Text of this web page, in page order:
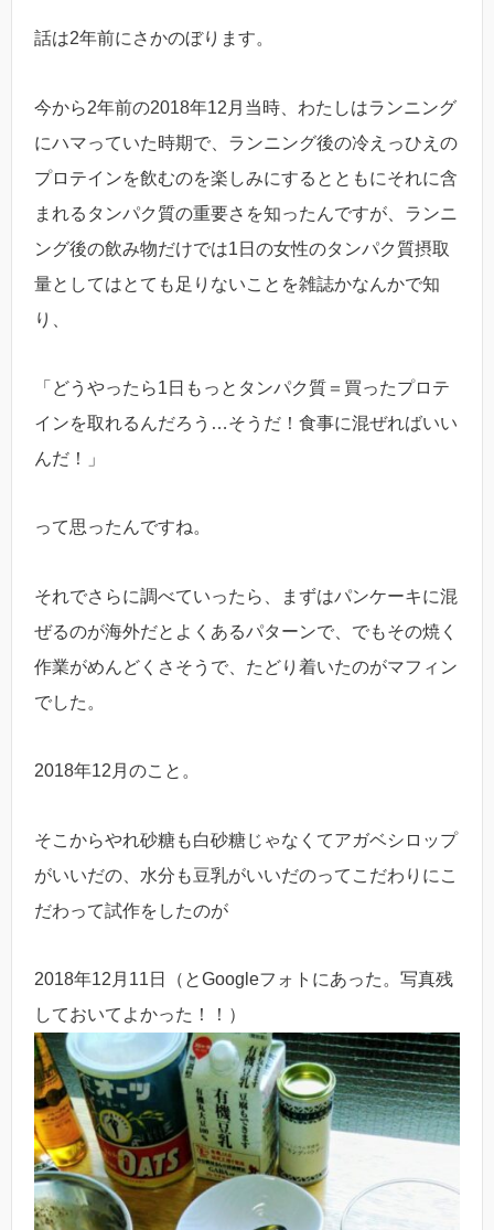
話は2年前にさかのぼります。
今から2年前の2018年12月当時、わたしはランニング
にハマっていた時期で、ランニング後の冷えっひえの
プロテインを飲むのを楽しみにするとともにそれに含
まれるタンパク質の重要さを知ったんですが、ランニ
ング後の飲み物だけでは1日の女性のタンパク質摂取
量としてはとても足りないことを雑誌かなんかで知
り、
「どうやったら1日もっとタンパク質＝買ったプロテ
インを取れるんだろう…そうだ！食事に混ぜればいい
んだ！」
って思ったんですね。
それでさらに調べていったら、まずはパンケーキに混
ぜるのが海外だとよくあるパターンで、でもその焼く
作業がめんどくさそうで、たどり着いたのがマフィン
でした。
2018年12月のこと。
そこからやれ砂糖も白砂糖じゃなくてアガベシロップ
がいいだの、水分も豆乳がいいだのってこだわりにこ
だわって試作をしたのが
2018年12月11日（とGoogleフォトにあった。写真残
しておいてよかった！！）